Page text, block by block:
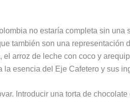
no estaría completa sin
también son una
el arroz de leche con coco y
la esencia del Eje Cafetero y sus
Introducir una torta de